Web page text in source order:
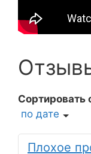
Сортировать
по дате
Плохое